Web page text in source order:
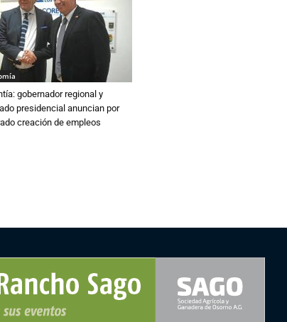
gobernador regional y
presidencial anuncian por
creación de empleos